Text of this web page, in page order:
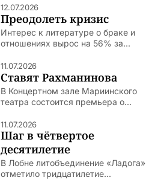
12.07.2026
Преодолеть кризис
Интерес к литературе о браке и
отношениях вырос на 56% за...
11.07.2026
Ставят Рахманинова
В Концертном зале Мариинского
театра состоится премьера о...
11.07.2026
Шаг в чётвертое
десятилетие
В Лобне литобъединение «Ладога»
отметило тридцатилетие...